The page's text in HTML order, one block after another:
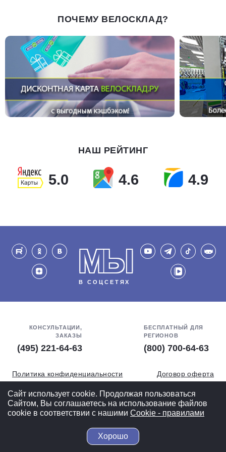
ПОЧЕМУ ВЕЛОСКЛАД?
НАШ РЕЙТИНГ
5.0 4.6 4.9
МЫ
В СОЦСЕТЯХ
КОНСУЛЬТАЦИИ,
ЗАКАЗЫ
(495) 221-64-63
БЕСПЛАТНЫЙ ДЛЯ
РЕГИОНОВ
(800) 700-64-63
Политика конфиденциальности
Договор оферта
Обработка персональных данных
СОУТ
Полная версия
© 2004-2026 ВелоСклад.ру - более 20 лет радуем Вас!
Сайт использует cookie. Продолжая пользоваться
Сайтом, Вы соглашаетесь на использование файлов
cookie в соответствии с нашими Cookiе - правилами
Хорошо